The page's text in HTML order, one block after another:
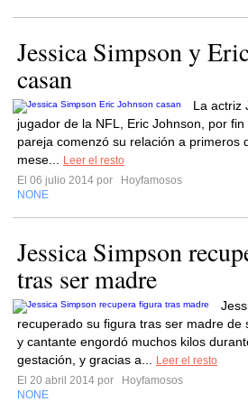
Jessica Simpson y
casan
La actriz
jugador de la NFL, Eric Johnson, por
pareja comenzó su relación a primeros
mese...
Leer el resto
El 06 julio 2014 por
Hoyfamosos
NONE
Jessica Simpson
tras ser madre
recuperado su figura tras ser madre de
y cantante engordó muchos kilos
gestación, y gracias a...
Leer el resto
El 20 abril 2014 por
Hoyfamosos
NONE